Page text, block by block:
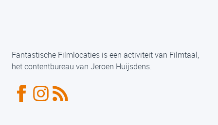
Fantastische Filmlocaties is een activiteit van Filmtaal,
het contentbureau van Jeroen Huijsdens.